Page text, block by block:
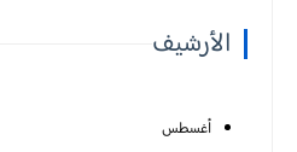
الأرشيف
أغسطس